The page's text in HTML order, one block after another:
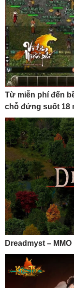
Từ miễn phí đến
chỗ đứng suốt 18
Dreadmyst –